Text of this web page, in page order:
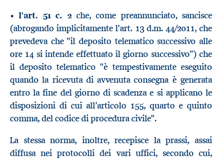
•l'art. 51 c. 2che, come preannunciato, sancisce
(abrogando implicitamente l'art. 13 d.m. 44/2011, che
prevedeva che "il deposito telematico successivo alle
ore 14 si intende effettuato il giorno successivo") che
il deposito telematico "è tempestivamente eseguito
quando la ricevuta di avvenuta consegna è generata
entro la fine del giorno di scadenza e si applicano le
disposizioni di cui all’articolo 155, quarto e quinto
comma, del codice di procedura civile".
La stessa norma, inoltre, recepisce la prassi, assai
diffusa nei protocolli dei vari uffici, secondo cui,